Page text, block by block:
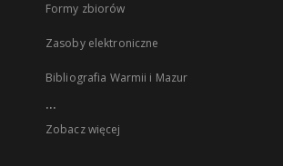
Formy zbiorów
Zasoby elektroniczne
Bibliografia Warmii i Mazur
...
Zobacz więcej